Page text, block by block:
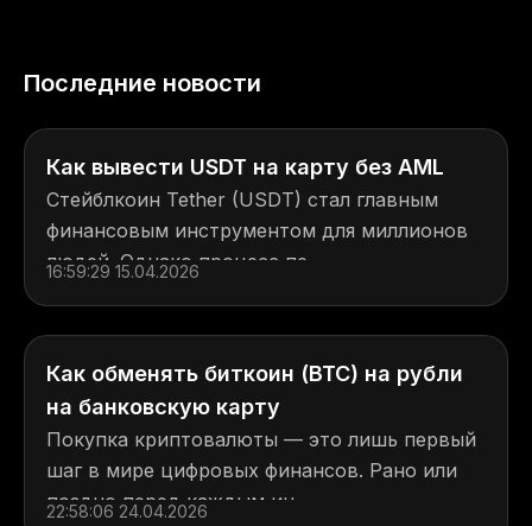
Последние новости
Как вывести USDT на карту без AML
Стейблкоин Tether (USDT) стал главным
финансовым инструментом для миллионов
людей. Однако процесс пе...
16:59:29 15.04.2026
Как обменять биткоин (BTC) на рубли
на банковскую карту
Покупка криптовалюты — это лишь первый
шаг в мире цифровых финансов. Рано или
поздно перед каждым ин...
22:58:06 24.04.2026